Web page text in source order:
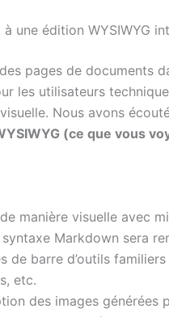
une édition WYSIWYG
pages de documents
les utilisateurs
Nous avons
(ce que vous
manière visuelle avec
Markdown sera
de barre d’outils
etc.
des images générées